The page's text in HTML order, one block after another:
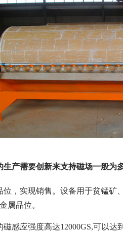
磁辊式强磁选机
产需要创新来支持磁场一般为
，实现销售。设备用于贫锰
属品位。
感应强度高达12000GS,可以